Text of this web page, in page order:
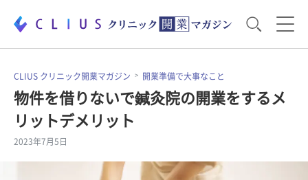
お役立ち資料 運営・経営のポイント
開業医のリアル
医療機器・事務機器
CLIUS クリニック開業マガジン 開業準備で大事なこと
物件を借りないで鍼灸院の開業をするメ
リットデメリット
2023年7月5日